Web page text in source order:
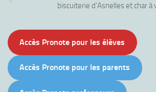
biscuiterie d’Asnelles et char à
Accès Pronote pour les élèves
Accès Pronote pour les parents